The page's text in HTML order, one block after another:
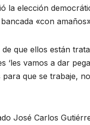
la elección
«con
que ellos están
‘les vamos a dar
que se trabaje,
José Carlos